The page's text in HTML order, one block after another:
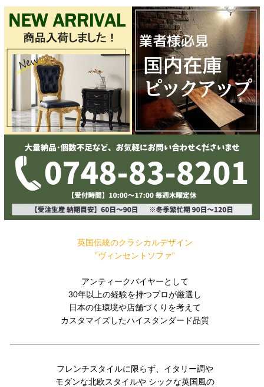
英国伝統のクラシカルデザイン
”ヴィンセントソファ”
アンティークバイヤーとして
30年以上の経験を持つプロが厳選し
日本の住環境や店舗づくりを考えて
カスタマイズしたハイスタンダード品質
フレンチスタイルに限らず、イタリー調や
モダンな北欧スタイルや シックな英国風の